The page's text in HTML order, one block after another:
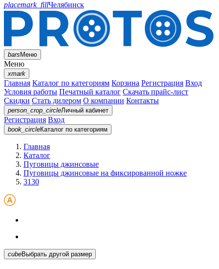
placemark_fillЧелябинск
barsМеню
Меню
xmark
Главная Каталог по категориям Корзина Регистрация Вход
Условия работы Печатный каталог Скачать прайс-лист
Скидки Стать дилером О компании Контакты
person_crop_circleЛичный кабинет
Регистрация Вход
book_circleКаталог по категориям
Главная
Каталог
Пуговицы джинсовые
Пуговицы джинсовые на фиксированной ножке
3130
cubeВыбрать другой размер